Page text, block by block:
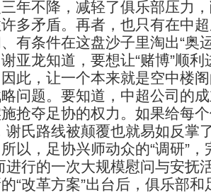
年不降，减轻了俱乐部压力
多矛盾。再者，也只有在中
有条件在这盘沙子里淘出“奥
龙知道，要想让“赌博”顺利
此，让一个本来就是空中楼
问题。要知道，中超公司的
抢夺足协的权力。如果给每
谢氏路线被颠覆也就易如反掌
，足协兴师动众的“调研”，
进行的一次大规模慰问与安抚
“改革方案”出台后，俱乐部